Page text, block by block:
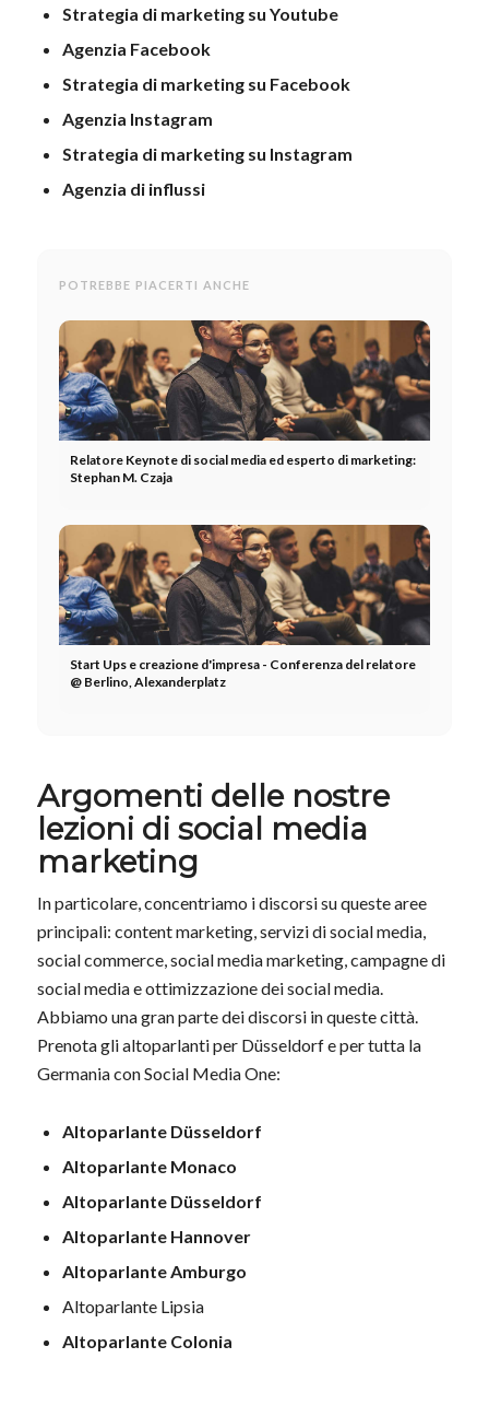
Strategia di marketing su Youtube
Agenzia Facebook
Strategia di marketing su Facebook
Agenzia Instagram
Strategia di marketing su Instagram
Agenzia di influssi
POTREBBE PIACERTI ANCHE
Relatore Keynote di social media ed esperto di marketing:
Stephan M. Czaja
Start Ups e creazione d'impresa - Conferenza del relatore
@ Berlino, Alexanderplatz
Argomenti delle nostre
lezioni di social media
marketing
In particolare, concentriamo i discorsi su queste aree
principali: content marketing, servizi di social media,
social commerce, social media marketing, campagne di
social media e ottimizzazione dei social media.
Abbiamo una gran parte dei discorsi in queste città.
Prenota gli altoparlanti per Düsseldorf e per tutta la
Germania con Social Media One:
Altoparlante Düsseldorf
Altoparlante Monaco
Altoparlante Düsseldorf
Altoparlante Hannover
Altoparlante Amburgo
Altoparlante Lipsia
Altoparlante Colonia